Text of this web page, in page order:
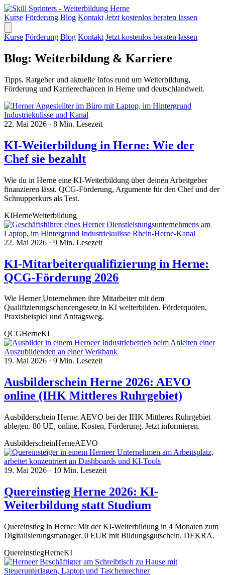
Kurse Förderung Blog Kontakt Jetzt kostenlos beraten lassen
Kurse Förderung Blog Kontakt Jetzt kostenlos beraten lassen
Blog: Weiterbildung & Karriere
Tipps, Ratgeber und aktuelle Infos rund um Weiterbildung,
Förderung und Karrierechancen in Herne und deutschlandweit.
22. Mai 2026 · 8 Min. Lesezeit
KI-Weiterbildung in Herne: Wie der
Chef sie bezahlt
Wie du in Herne eine KI-Weiterbildung über deinen Arbeitgeber
finanzieren lässt. QCG-Förderung, Argumente für den Chef und der
Schnupperkurs als Test.
KIHerneWeiterbildung
22. Mai 2026 · 9 Min. Lesezeit
KI-Mitarbeiterqualifizierung in Herne:
QCG-Förderung 2026
Wie Herner Unternehmen ihre Mitarbeiter mit dem
Qualifizierungschancengesetz in KI weiterbilden. Förderquoten,
Praxisbeispiel und Antragsweg.
QCGHerneKI
19. Mai 2026 · 9 Min. Lesezeit
Ausbilderschein Herne 2026: AEVO
online (IHK Mittleres Ruhrgebiet)
Ausbilderschein Herne: AEVO bei der IHK Mittleres Ruhrgebiet
ablegen. 80 UE, online, Kosten, Förderung. Jetzt informieren.
AusbilderscheinHerneAEVO
19. Mai 2026 · 10 Min. Lesezeit
Quereinstieg Herne 2026: KI-
Weiterbildung statt Studium
Quereinstieg in Herne: Mit der KI-Weiterbildung in 4 Monaten zum
Digitalisierungsmanager. 0 EUR mit Bildungsgutschein, DEKRA.
QuereinstiegHerneKI